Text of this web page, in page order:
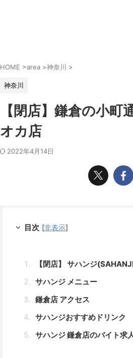
HOME >area >神奈川 >
神奈川
【閉店】鎌倉の小
オカ店
2022年4月14日
目次 [非表示]
【閉店】 サハンジ
サハンジ メニュー
鎌倉店 アクセス
サハンジおすすめドリンク
サハンジ 鎌倉店のバイト求